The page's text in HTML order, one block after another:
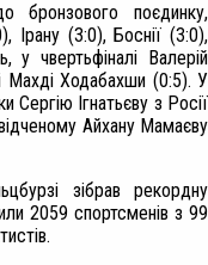
бронзового поєдинку,
Ірану (3:0), Боснії (3:0),
чвертьфіналі Валерій
Махді Ходабахши (0:5). У
Сергію Ігнатьєву з Росії
Айхану Мамаєву
зібрав рекордну
2059 спортсменів з 99